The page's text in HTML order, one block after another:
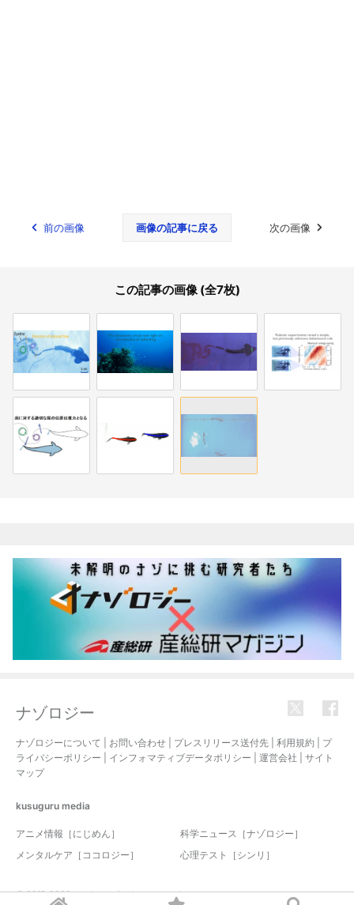
前の画像 画像の記事に戻る 次の画像
この記事の画像 (全7枚)
ナゾロジー
ナゾロジーについて お問い合わせ プレスリリース送付先 利用規約
プ
ライバシーポリシー
インフォマティブデータポリシー 運営会社
サイト
マップ
kusuguru media
アニメ情報［にじめん］
科学ニュース［ナゾロジー］
メンタルケア［ココロジー］
心理テスト［シンリ］
© 2017-2026 nazology. all rights reserved.